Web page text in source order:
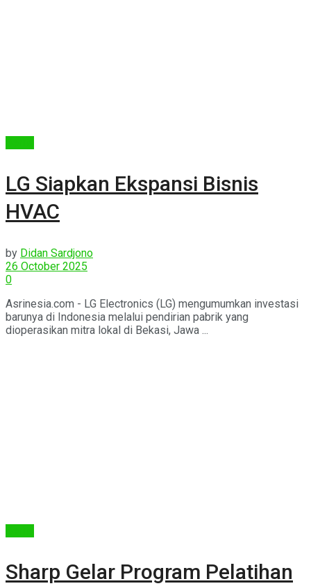
LG Siapkan Ekspansi Bisnis
HVAC
by Didan Sardjono
26 October 2025
0
Asrinesia.com - LG Electronics (LG) mengumumkan investasi
barunya di Indonesia melalui pendirian pabrik yang
dioperasikan mitra lokal di Bekasi, Jawa ...
Sharp Gelar Program Pelatihan